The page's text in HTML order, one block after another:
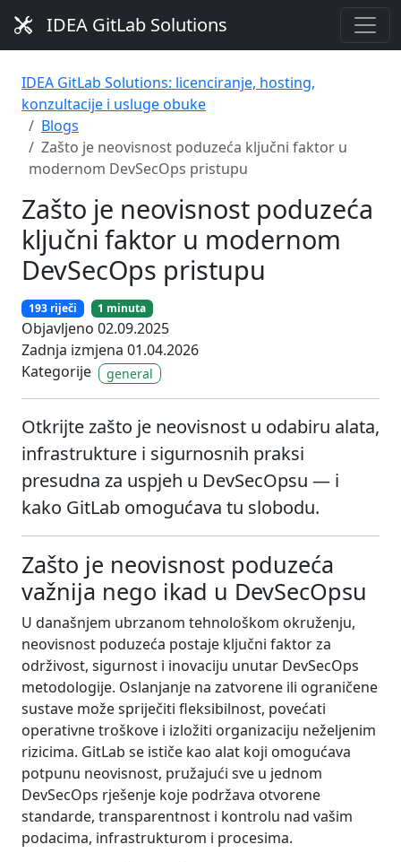
IDEA GitLab Solutions
IDEA GitLab Solutions: licenciranje, hosting,
konzultacije i usluge obuke
Blogs
Zašto je neovisnost poduzeća ključni faktor u
modernom DevSecOps pristupu
Zašto je neovisnost poduzeća
ključni faktor u modernom
DevSecOps pristupu
193 riječi 1 minuta
Objavljeno 02.09.2025
Zadnja izmjena 01.04.2026
Kategorije
general
Otkrijte zašto je neovisnost u odabiru alata,
infrastrukture i sigurnosnih praksi
presudna za uspjeh u DevSecOpsu — i
kako GitLab omogućava tu slobodu.
Zašto je neovisnost poduzeća
važnija nego ikad u DevSecOpsu
U današnjem ubrzanom tehnološkom okruženju,
neovisnost poduzeća postaje ključni faktor za
održivost, sigurnost i inovaciju unutar DevSecOps
metodologije. Oslanjanje na zatvorene ili ograničene
sustave može spriječiti fleksibilnost, povećati
operativne troškove i izložiti organizaciju neželjenim
rizicima. GitLab se ističe kao alat koji omogućava
potpunu neovisnost, pružajući sve u jednom
DevSecOps rješenje koje podržava otvorene
standarde, transparentnost i kontrolu nad vašim
podacima, infrastrukturom i procesima.